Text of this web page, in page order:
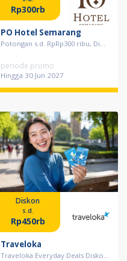
Rp300rb
PO Hotel Semarang
Potongan s.d. RpRp300 ribu, Di...
periode promo
Hingga 30 Jun 2027
Diskon
s.d.
Rp450rb
Traveloka
Traveloka Everyday Deals Disko...